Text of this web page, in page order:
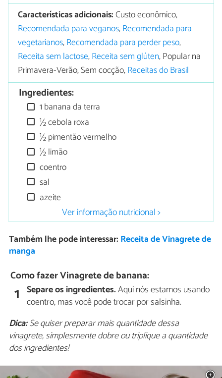
Características adicionais:Custo econômico,
Recomendada para veganos,Recomendada para
vegetarianos,Recomendada para perder peso,
Receita sem lactose,Receita sem glúten, Popular na
Primavera-Verão, Sem cocção,Receitas do Brasil
Ingredientes:
1 banana da terra
½ cebola roxa
½ pimentão vermelho
½ limão
coentro
sal
azeite
Ver informação nutricional >
Também lhe pode interessar: Receita de Vinagrete de
manga
Como fazer Vinagrete de banana:
1 Separe os ingredientes.Aqui nós estamos usando
coentro, mas você pode trocar por salsinha.
Dica:Se quiser preparar mais quantidade dessa
vinagrete, simplesmente dobre ou triplique a quantidade
dos ingredientes!